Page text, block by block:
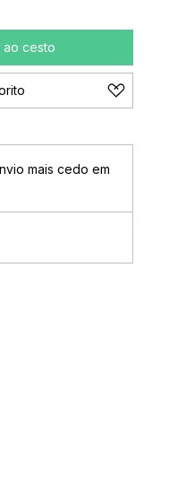
ao cesto
mais cedo em